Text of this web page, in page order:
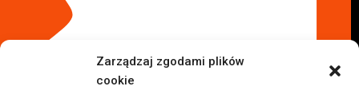
Zarządzaj zgodami plików
cookie
Komis samochodowy Lublin
Komis samochodowy Sochaczew
Inne Lokalizacje